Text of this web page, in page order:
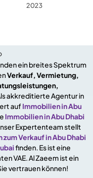
2023
ein breites Spektrum
Verkauf, Vermietung,
akkreditierte Agentur in
auf Immobilien in Abu
Immobilien in Abu Dhabi
Expertenteam stellt
Verkauf in Abu Dhabi
finden. Es ist eine
VAE. Al Zaeem ist ein
vertrauen können!